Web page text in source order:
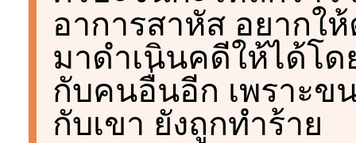
อาการสาหัส อยากใ
มาดำเนินคดีให้ได้โด
กับคนอื่นอีก เพราะข
กับเขา ยังถูกทำร้าย